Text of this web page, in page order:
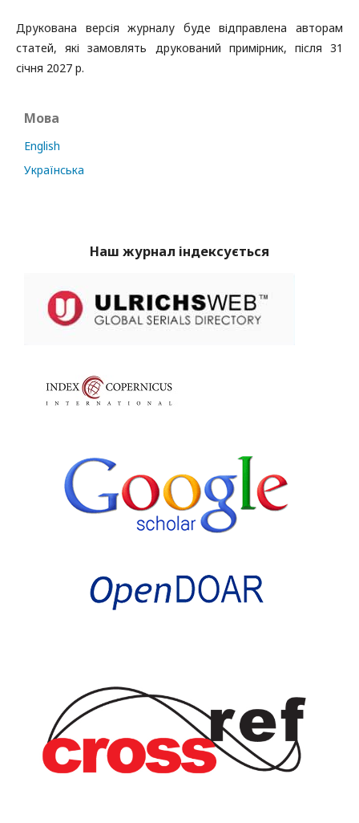
Друкована версія журналу буде відправлена авторам
статей, які замовлять друкований примірник, після 31
січня 2027 р.
Мова
English
Українська
Наш журнал індексується